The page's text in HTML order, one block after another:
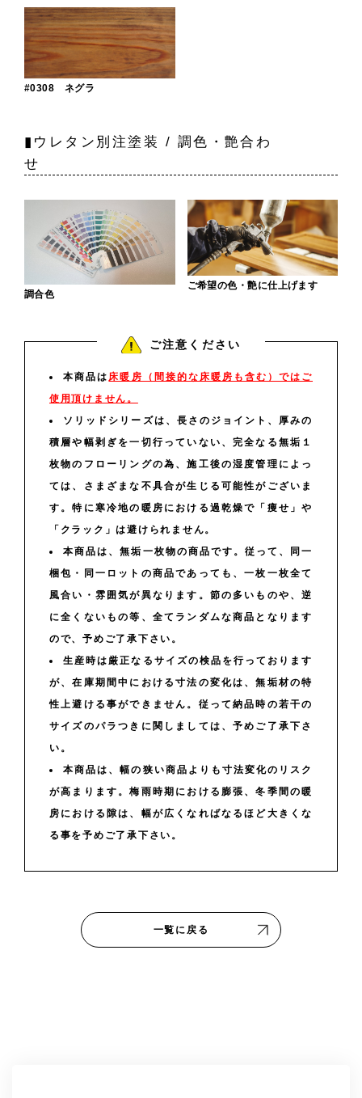
#0308 ネグラ
▮ウレタン別注塗装 / 調色・艶合わ
せ
調合色
ご希望の色・艶に仕上げます
ご注意ください
本商品は 床暖房（間接的な床暖房も含む）ではご
使用頂けません。
ソリッドシリーズは、長さのジョイント、厚みの
積層や幅剥ぎを一切行っていない、完全なる無垢１
枚物のフローリングの為、施工後の湿度管理によっ
ては、さまざまな不具合が生じる可能性がございま
す。特に寒冷地の暖房における過乾燥で「痩せ」や
「クラック」は避けられません。
本商品は、無垢一枚物の商品です。従って、同一
梱包・同一ロットの商品であっても、一枚一枚全て
風合い・雰囲気が異なります。節の多いものや、逆
に全くないもの等、全てランダムな商品となります
ので、予めご了承下さい。
生産時は厳正なるサイズの検品を行っております
が、在庫期間中における寸法の変化は、無垢材の特
性上避ける事ができません。従って納品時の若干の
サイズのパラつきに関しましては、予めご了承下さ
い。
本商品は、幅の狭い商品よりも寸法変化のリスク
が高まります。梅雨時期における膨張、冬季間の暖
房における隙は、幅が広くなればなるほど大きくな
る事を予めご了承下さい。
一覧に戻る